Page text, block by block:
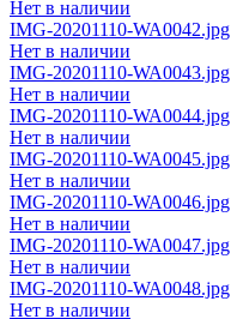
Нет в наличии
IMG-20201110-WA0042.jpg
Нет в наличии
IMG-20201110-WA0043.jpg
Нет в наличии
IMG-20201110-WA0044.jpg
Нет в наличии
IMG-20201110-WA0045.jpg
Нет в наличии
IMG-20201110-WA0046.jpg
Нет в наличии
IMG-20201110-WA0047.jpg
Нет в наличии
IMG-20201110-WA0048.jpg
Нет в наличии